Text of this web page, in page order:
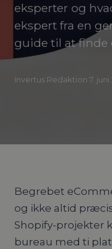
eksperter og
ekspert fra en
guide til at finde
Invertus Redaktion 7.
Begrebet
og ikke altid
Shopify-projekter
bureau med ti